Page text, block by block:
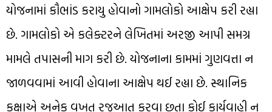
યોજનામાં કૌભાંડ કરાયુ હોવાનો ગામલોકો આક્ષેપ કરી રહ્યા
છે. ગામલોકો એ કલેક્ટરને લેખિતમાં અરજી આપી સમગ્ર
મામલે તપાસની માગ કરી છે. યોજનાના કામમાં ગુણવત્તા ન
જાળવવામાં આવી હોવાના આક્ષેપ થઈ રહ્યા છે. સ્થાનિક
કક્ષાએ અનેક વખત રજૂઆત કરવા છતા કોઈ કાર્યવાહી ન